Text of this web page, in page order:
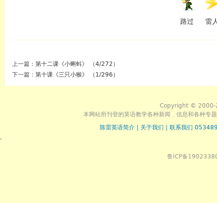
路过 雷
上一篇： 第十二课《小蝌蚪》 （4/272）
下一篇： 第十课《三只小猴》 （1/296）
Copyright © 2000-
本网站所刊登的英语教学各种新闻﹑信息和各种专
陈雷英语简介
关于我们
联系我们
.
鲁ICP备